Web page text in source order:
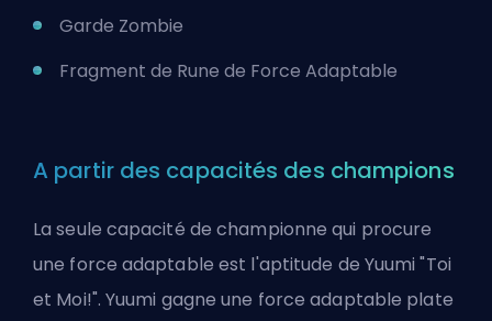
Garde Zombie
Fragment de Rune de Force Adaptable
A partir des capacités des champions
La seule capacité de championne qui procure
une force adaptable est l'aptitude de Yuumi "Toi
et Moi!". Yuumi gagne une force adaptable plate